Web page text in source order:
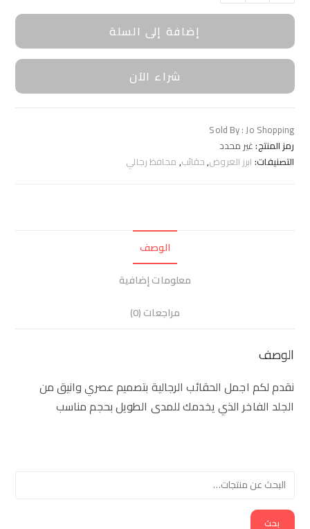
إضافة إلى السلة
شراء الآن
Sold By : Jo Shopping
رمز المنتج:غير محدد
التصنيفات: ابرز العروض,حقائب, محافظ رجالي
الوصف
معلومات إضافية
مراجعات (0)
الوصف
نقدم لكم اجمل الحقائب الرجالية بتصميم عصري وانيق من
الجلد الفاخر الذي يخدمك للمدى الطويل بحجم مناسب
بحث